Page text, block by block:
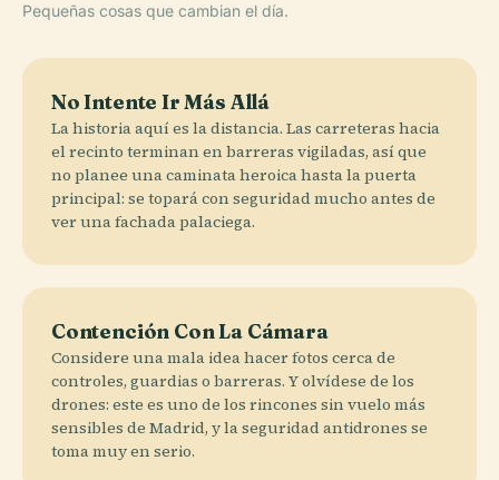
Pequeñas cosas que cambian el día.
No Intente Ir Más Allá
La historia aquí es la distancia. Las carreteras hacia
el recinto terminan en barreras vigiladas, así que
no planee una caminata heroica hasta la puerta
principal: se topará con seguridad mucho antes de
ver una fachada palaciega.
Contención Con La Cámara
Considere una mala idea hacer fotos cerca de
controles, guardias o barreras. Y olvídese de los
drones: este es uno de los rincones sin vuelo más
sensibles de Madrid, y la seguridad antidrones se
toma muy en serio.